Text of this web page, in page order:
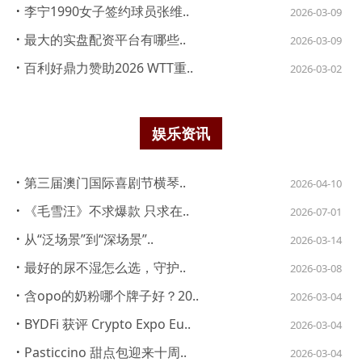
· 李宁1990女子签约球员张维.. 2026-03-09
· 最大的实盘配资平台有哪些.. 2026-03-09
· 百利好鼎力赞助2026 WTT重.. 2026-03-02
娱乐资讯
· 第三届澳门国际喜剧节横琴.. 2026-04-10
· 《毛雪汪》不求爆款 只求在.. 2026-07-01
· 从“泛场景”到“深场景”.. 2026-03-14
· 最好的尿不湿怎么选，守护.. 2026-03-08
· 含opo的奶粉哪个牌子好？20.. 2026-03-04
· BYDFi 获评 Crypto Expo Eu.. 2026-03-04
· Pasticcino 甜点包迎来十周.. 2026-03-04